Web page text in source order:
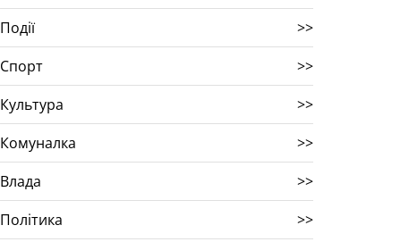
Події
>>
Спорт
>>
Культура
>>
Комуналка
>>
Влада
>>
Політика
>>